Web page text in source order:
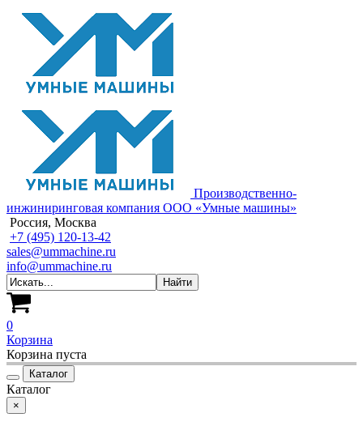
Производственно-
инжиниринговая компания ООО «Умные машины»
Россия, Москва
+7 (495) 120-13-42
sales@ummachine.ru
info@ummachine.ru
0
Корзина
Корзина пуста
Каталог
Каталог
×